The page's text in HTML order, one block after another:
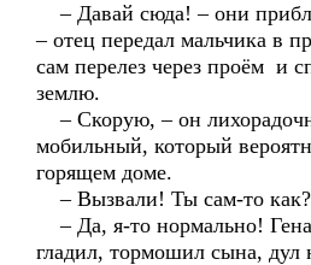
– Давай сюда! – они
– отец передал мальчика в
сам перелез через проём и
землю.
– Скорую, – он
мобильный, который
горящем доме.
– Вызвали! Ты сам-то как?
– Да, я-то нормально!
гладил, тормошил сына, дул